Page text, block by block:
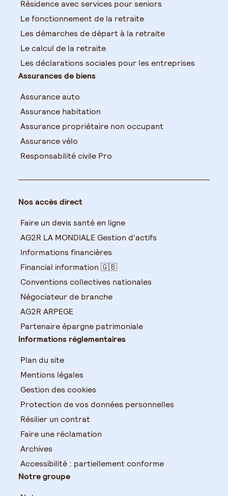
Résidence avec services pour seniors
Le fonctionnement de la retraite
Les démarches de départ à la retraite
Le calcul de la retraite
Les déclarations sociales pour les entreprises
Assurances de biens
Assurance auto
Assurance habitation
Assurance propriétaire non occupant
Assurance vélo
Responsabilité civile Pro
Nos accès direct
Faire un devis santé en ligne
AG2R LA MONDIALE Gestion d'actifs
Informations financières
Financial information 🇬🇧
Conventions collectives nationales
Négociateur de branche
AG2R ARPEGE
Partenaire épargne patrimoniale
Informations réglementaires
Plan du site
Mentions légales
Gestion des cookies
Protection de vos données personnelles
Résilier un contrat
Faire une réclamation
Archives
Accessibilité : partiellement conforme
Notre groupe